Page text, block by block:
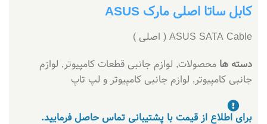
کابل ساتا اصلی مارک ASUS
ASUS SATA Cable ( اصلی )
دسته ها محصولات, لوازم جانبی قطعات کامپیوتر, لوازم
جانبی کامپیوتر, لوازم جانبی کامپیوتر و لپ تاپ
برای اطلاع از قیمت با پشتیبانی تماس حاصل فرمایید.